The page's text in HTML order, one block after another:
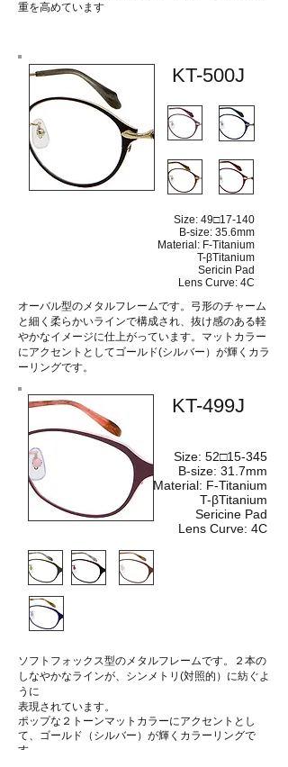
重を高めています
KT-500J
Size: 49□17-140
B-size: 35.6mm
Material: F-Titanium
T-βTitanium
Sericin Pad
Lens Curve: 4C
オーバル型のメタルフレームです。弓形のチャーム
と細く柔らかいラインで構成され、抜け感のある軽
やかなイメージに仕上がっています。マットカラー
にアクセントとしてゴールド(シルバー）が輝くカラ
ーリングです。
KT-499J
Size: 52□15-345
B-size: 31.7mm
Material: F-Titanium
T-βTitanium
Sericine Pad
Lens Curve: 4C
ソフトフォックス型のメタルフレームです。２本の
しなやかなラインが、シンメトリ(対照的）に紡ぐよ
うに
表現されています。
​ポップな２トーンマットカラーにアクセントとし
て、ゴールド（シルバー）が輝くカラーリングで
す。